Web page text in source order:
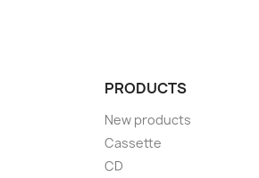
PRODUCTS
New products
Cassette
CD